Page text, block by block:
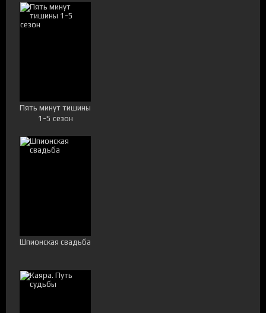
Пять минут тишины
1-5 сезон
Шпионская свадьба